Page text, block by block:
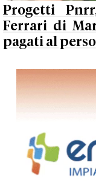
Progetti
Ferrari di
pagati al